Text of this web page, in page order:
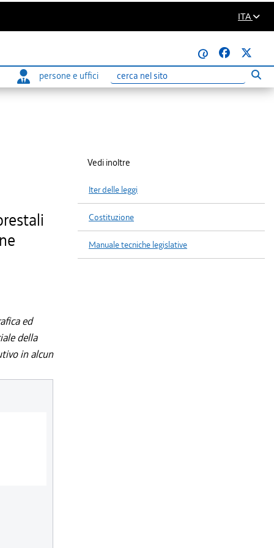
ITA
@
persone e uffici
Ricerca
ed
della
in alcun
Vedi inoltre
Iter delle leggi
Costituzione
Manuale tecniche legislative